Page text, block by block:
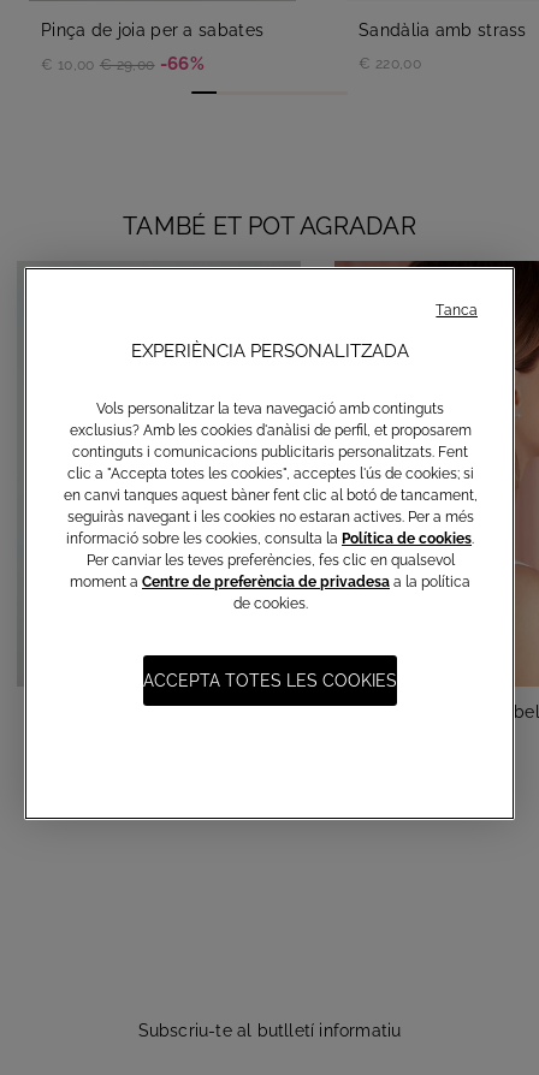
Pinça de joia per a sabates
€ 10,00 € 29,00 -66%
Sandàlia amb strass
€ 220,00
TAMBÉ ET POT AGRADAR
Pinta amb fil d'estràs Pentinatge per al
Subscriu-te al butlletí informatiu
EXPERIÈNCIA PERSONALITZADA
Vols personalitzar la teva navegació amb continguts
exclusius? Amb les cookies d'anàlisi de perfil, et proposarem
continguts i comunicacions publicitaris personalitzats. Fent
clic a "Accepta totes les cookies", acceptes l'ús de cookies; si
en canvi tanques aquest bàner fent clic al botó de tancament,
seguiràs navegant i les cookies no estaran actives. Per a més
informació sobre les cookies, consulta la Política de cookies.
Per canviar les teves preferències, fes clic en qualsevol
moment a Centre de preferència de privadesa a la política
de cookies.
ACCEPTA TOTES LES COOKIES
Tanca